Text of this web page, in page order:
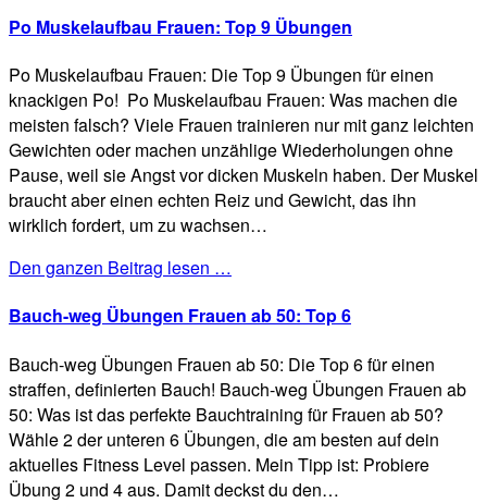
Po Muskelaufbau Frauen: Top 9 Übungen
Po Muskelaufbau Frauen: Die Top 9 Übungen für einen
knackigen Po! Po Muskelaufbau Frauen: Was machen die
meisten falsch? Viele Frauen trainieren nur mit ganz leichten
Gewichten oder machen unzählige Wiederholungen ohne
Pause, weil sie Angst vor dicken Muskeln haben. Der Muskel
braucht aber einen echten Reiz und Gewicht, das ihn
wirklich fordert, um zu wachsen…
Den ganzen Beitrag lesen …
Bauch-weg Übungen Frauen ab 50: Top 6
Bauch-weg Übungen Frauen ab 50: Die Top 6 für einen
straffen, definierten Bauch! Bauch-weg Übungen Frauen ab
50: Was ist das perfekte Bauchtraining für Frauen ab 50?
Wähle 2 der unteren 6 Übungen, die am besten auf dein
aktuelles Fitness Level passen. Mein Tipp ist: Probiere
Übung 2 und 4 aus. Damit deckst du den…